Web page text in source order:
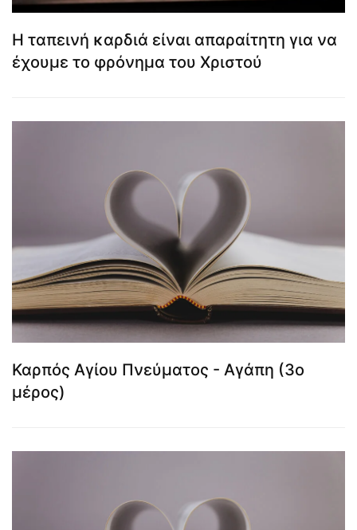
Η ταπεινή καρδιά είναι απαραίτητη για να
έχουμε το φρόνημα του Χριστού
Καρπός Αγίου Πνεύματος - Αγάπη (3ο
μέρος)